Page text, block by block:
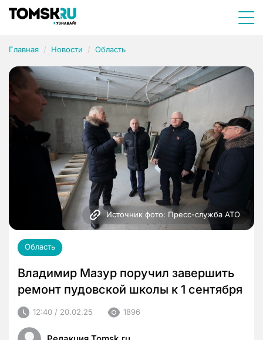
Главная Новости Область
Источник фото: Пресс-служба АТО
Область
Владимир Мазур поручил завершить
ремонт пудовской школы к 1 сентября
12:40 / 20.02.25 1896